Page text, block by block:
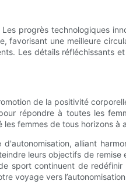
progrès technologiques
favorisant une meilleure
Les détails réfléchissants
de la positivité
répondre à toutes les
femmes de tous horizons à
alliant
leurs objectifs de
sport continuent de
voyage vers